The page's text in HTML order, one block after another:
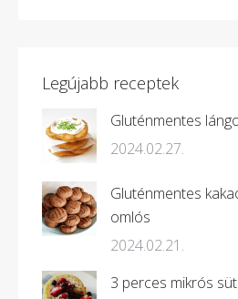
Legújabb receptek
Gluténmentes
2024.02.27.
Gluténmentes
omlós
2024.02.21.
3 perces mikrós